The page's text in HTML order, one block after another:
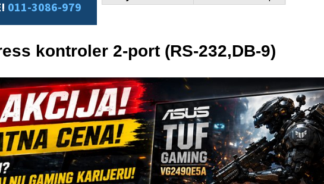
011-3086-979
kontroler 2-port (RS-232,DB-9)